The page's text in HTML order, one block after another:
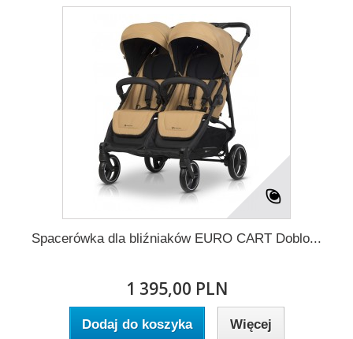
Spacerówka dla bliźniaków EURO CART Doblo...
1 395,00 PLN
Dodaj do koszyka Więcej